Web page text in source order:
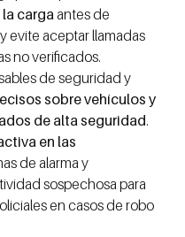
cargaantes de
evite aceptar llamadas
no verificados.
de seguridad y
sobre vehículos y
de alta seguridad.
en las
de alarma y
sospechosa para
en casos de robo